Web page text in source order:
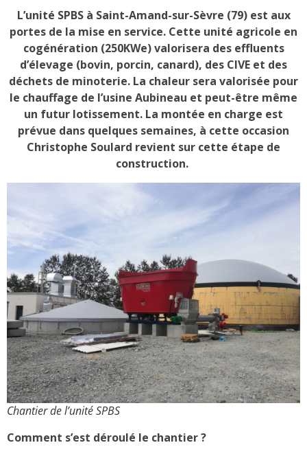
L’unité SPBS à Saint-Amand-sur-Sèvre (79) est aux
portes de la mise en service. Cette unité agricole en
cogénération (250KWe) valorisera des effluents
d’élevage (bovin, porcin, canard), des CIVE et des
déchets de minoterie. La chaleur sera valorisée pour
le chauffage de l’usine Aubineau et peut-être même
un futur lotissement. La montée en charge est
prévue dans quelques semaines, à cette occasion
Christophe Soulard revient sur cette étape de
construction.
Chantier de l’unité SPBS
Comment s’est déroulé le chantier ?